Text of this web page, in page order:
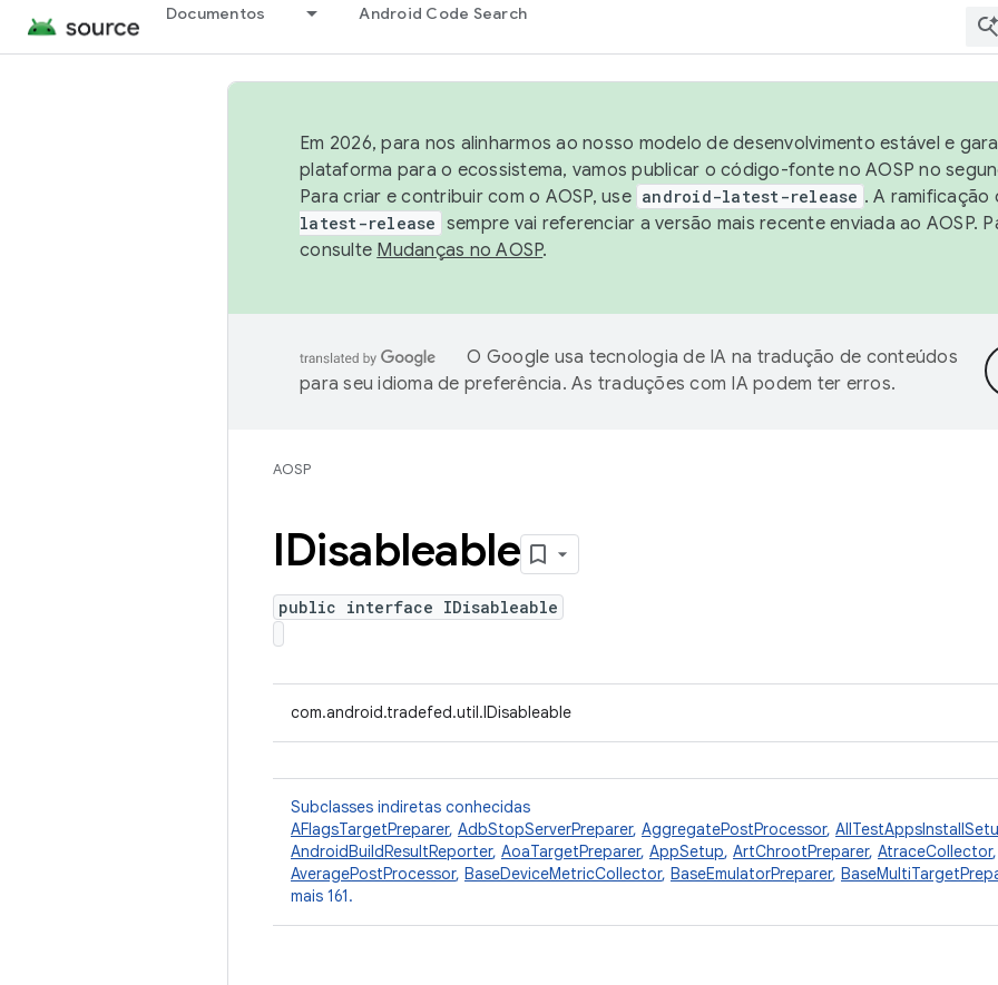
Documentos Android Code Search
Em 2026, para nos alinharmos ao nosso modelo de desenvolvimento estável e
plataforma para o ecossistema, vamos publicar o código-fonte no AOSP no
Para criar e contribuir com o AOSP, use android-latest-release . A
latest-release sempre vai referenciar a versão mais recente enviada ao AOSP.
consulte Mudanças no AOSP.
O Google usa tecnologia de IA na tradução de conteúdos
para seu idioma de preferência. As traduções com IA podem ter erros.
AOSP
IDisableable
public interface IDisableable
com.android.tradefed.util.IDisableable
Subclasses indiretas conhecidas
AFlagsTargetPreparer, AdbStopServerPreparer, AggregatePostProcessor,
AndroidBuildResultReporter, AoaTargetPreparer, AppSetup, ArtChrootPreparer, AtraceCollector
AveragePostProcessor, BaseDeviceMetricCollector, BaseEmulatorPreparer,
mais 161.